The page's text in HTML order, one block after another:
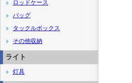
ロッドケース
バッグ
タックルボックス
その他収納
ライト
灯具